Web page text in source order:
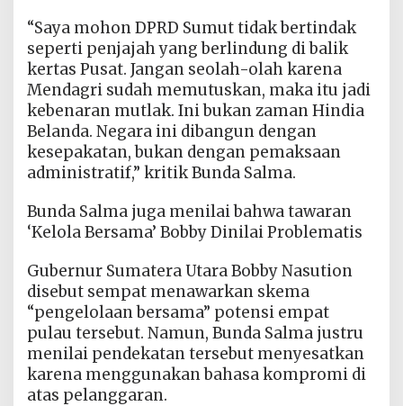
“Saya mohon DPRD Sumut tidak bertindak
seperti penjajah yang berlindung di balik
kertas Pusat. Jangan seolah-olah karena
Mendagri sudah memutuskan, maka itu jadi
kebenaran mutlak. Ini bukan zaman Hindia
Belanda. Negara ini dibangun dengan
kesepakatan, bukan dengan pemaksaan
administratif,” kritik Bunda Salma.
Bunda Salma juga menilai bahwa tawaran
‘Kelola Bersama’ Bobby Dinilai Problematis
Gubernur Sumatera Utara Bobby Nasution
disebut sempat menawarkan skema
“pengelolaan bersama” potensi empat
pulau tersebut. Namun, Bunda Salma justru
menilai pendekatan tersebut menyesatkan
karena menggunakan bahasa kompromi di
atas pelanggaran.